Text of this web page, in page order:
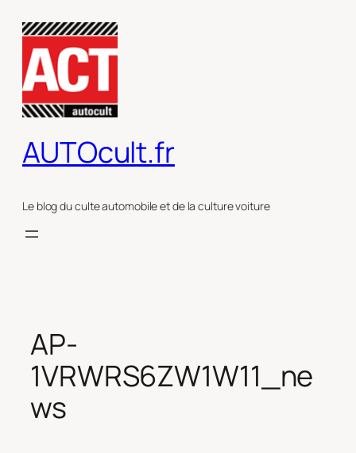
contenu
AUTOcult.fr
Le blog du culte automobile et de la culture voiture
AP-
1VRWRS6ZW1W11_ne
ws